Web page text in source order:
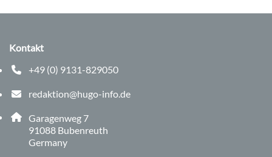
Kontakt
+49 (0) 9131-829050
Telefonnummer: 0 9 1 3 1 8 2 9 0 5 0
redaktion@hugo-info.de
E-Mail Adresse: redaktion@hugo-info.de
Adresse:
Garagenweg 7
91088 , 9 1 0 8 8
Bubenreuth
Germany